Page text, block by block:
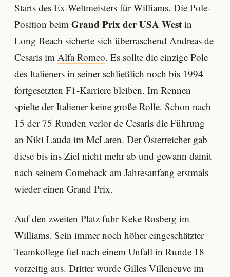
Starts des Ex-Weltmeisters für Williams. Die Pole-
Position beim Grand Prix der USA West in
Long Beach sicherte sich überraschend Andreas de
Cesaris im Alfa Romeo. Es sollte die einzige Pole
des Italieners in seiner schließlich noch bis 1994
fortgesetzten F1-Karriere bleiben. Im Rennen
spielte der Italiener keine große Rolle. Schon nach
15 der 75 Runden verlor de Cesaris die Führung
an Niki Lauda im McLaren. Der Österreicher gab
diese bis ins Ziel nicht mehr ab und gewann damit
nach seinem Comeback am Jahresanfang erstmals
wieder einen Grand Prix.
Auf den zweiten Platz fuhr Keke Rosberg im
Williams. Sein immer noch höher eingeschätzter
Teamkollege fiel nach einem Unfall in Runde 18
vorzeitig aus. Dritter wurde Gilles Villeneuve im